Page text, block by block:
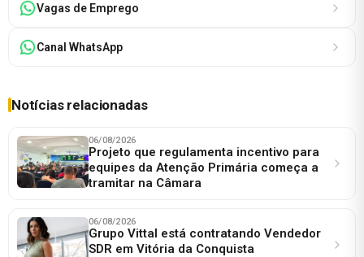
Vagas de Emprego
Canal WhatsApp
Notícias relacionadas
06/08/2026
Projeto que regulamenta incentivo para
equipes da Atenção Primária começa a
tramitar na Câmara
06/08/2026
Grupo Vittal está contratando Vendedor
SDR em Vitória da Conquista